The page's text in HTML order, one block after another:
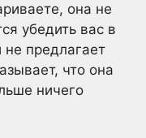
она не
убедить вас в
предлагает
что она
ничего